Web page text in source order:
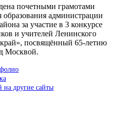
почетными грамотами
администрации
за участие в 3 конкурсе
и учителей Ленинского
посвящённый 65-летию
Москвой.
на другие сайты